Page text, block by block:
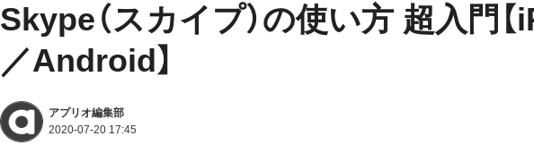
Skype（スカイプ）の使い方 超入門
／Android】
アプリオ編集部
2020-07-20 17:45